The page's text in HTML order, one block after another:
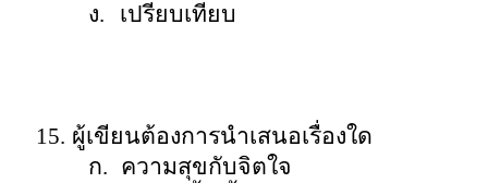
ง.
เปรียบเทียบ
15. ผู้เขียนต้องการนำเสนอเรื่องใด
ก. ความสุขกับจิตใจ